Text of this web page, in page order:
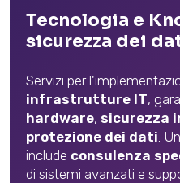
Tecnologia e
sicurezza dei
Servizi per
infrastrutture IT,
hardware, sicurezza
protezione dei dati.
include consulenza
di sistemi avanzati e